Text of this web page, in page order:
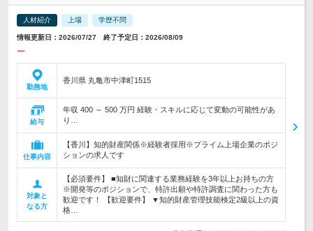
人材紹介 上場 学歴不問
情報更新日：2026/07/27 終了予定日：2026/08/09
ー
勤務地
香川県 丸亀市中津町1515
給与
年収 400 ～ 500 万円 経験・スキルに応じて変動の可能性があ
り…
仕事内容
【香川】知的財産関係※経験者採用※プライム上場企業のポジ
ションの求人です
対象と
なる方
【必須要件】 ■知財に関連する業務経験を3年以上お持ちの方
※開発等のポジションで、特許出願や特許調査に関わった方も
歓迎です！ 【歓迎要件】 ▼知的財産管理技能検定2級以上の資
格…